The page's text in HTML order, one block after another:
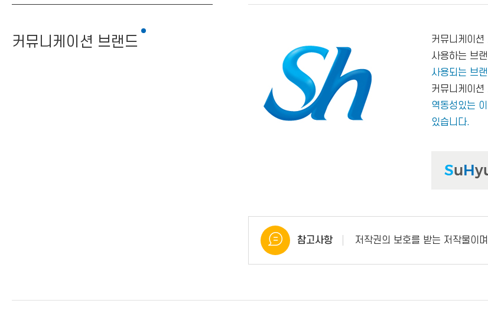
커뮤니케이션 브랜드
커뮤니케이션
사용하는 브
사용되는 브
커뮤니케이션
역동성있는
있습니다.
참고사항 저작권의 보호를 받는 저작물이